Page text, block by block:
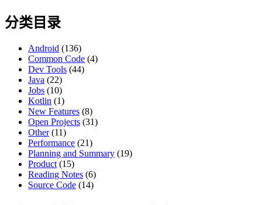
分类目录
Android (136)
Common Code (4)
Dev Tools (44)
Java (22)
Jobs (10)
Kotlin (1)
New Features (8)
Open Projects (31)
Other(11)
Performance (21)
Planning and Summary (19)
Product (15)
Reading Notes (6)
Source Code (14)